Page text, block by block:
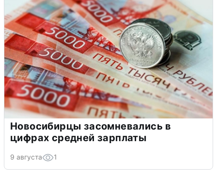
Новосибирцы засомневались в
цифрах средней зарплаты
9 августа 1